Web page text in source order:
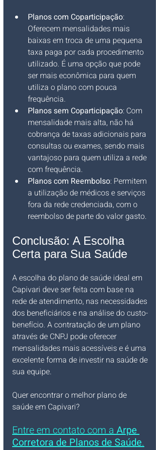
Planos com Coparticipação:
Oferecem mensalidades mais
baixas em troca de uma pequena
taxa paga por cada procedimento
utilizado. É uma opção que pode
ser mais econômica para quem
utiliza o plano com pouca
frequência.
Planos sem Coparticipação: Com
mensalidade mais alta, não há
cobrança de taxas adicionais para
consultas ou exames, sendo mais
vantajoso para quem utiliza a rede
com frequência.
Planos com Reembolso: Permitem
a utilização de médicos e serviços
fora da rede credenciada, com o
reembolso de parte do valor gasto.
Conclusão: A Escolha
Certa para Sua Saúde
A escolha do plano de saúde ideal em
Capivari deve ser feita com base na
rede de atendimento, nas necessidades
dos beneficiários e na análise do custo-
benefício. A contratação de um plano
através de CNPJ pode oferecer
mensalidades mais acessíveis e é uma
excelente forma de investir na saúde de
sua equipe.
Quer encontrar o melhor plano de
saúde em Capivari?
Entre em contato com a Arpe
Corretora de Planos de Saúde.